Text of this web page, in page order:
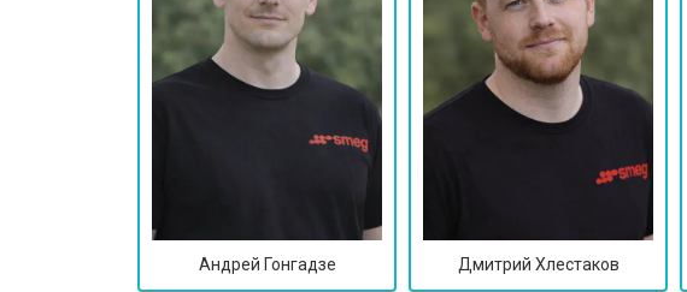
Андрей Гонгадзе Дмитрий Хлестаков